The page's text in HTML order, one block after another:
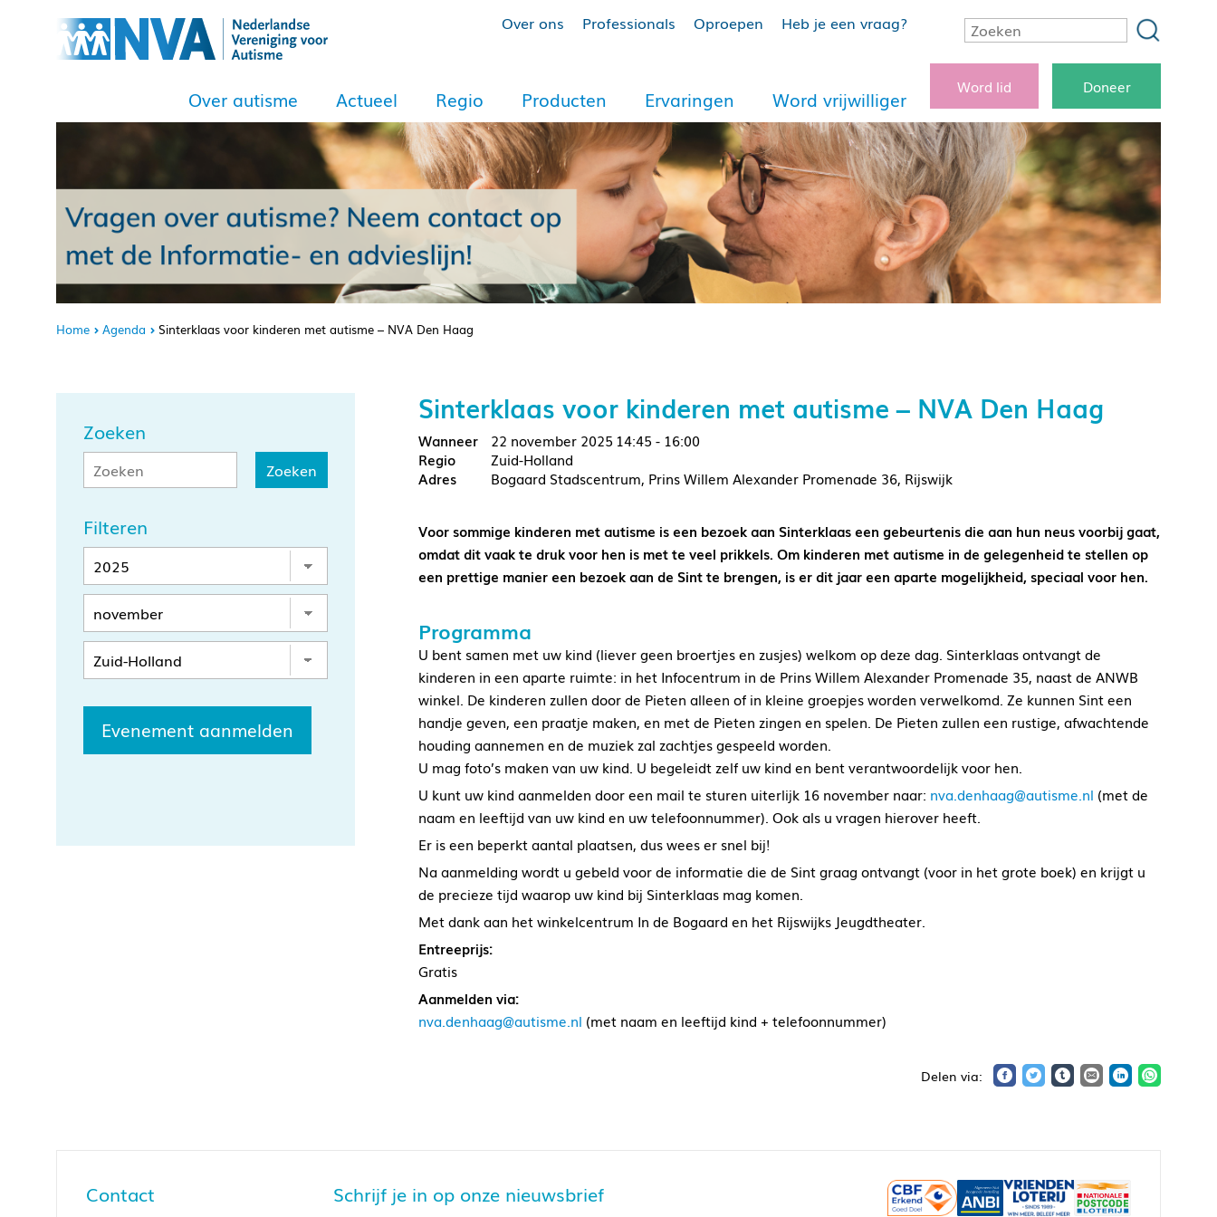
Over ons Professionals Oproepen Heb je een vraag?
Over autisme Actueel Regio Producten Ervaringen Word vrijwilliger
Word lid Doneer
Home Agenda Sinterklaas voor kinderen met autisme – NVA Den Haag
Zoeken
Filteren
Evenement aanmelden
Sinterklaas voor kinderen met autisme – NVA Den Haag
22 november 2025 14:45 - 16:00
Zuid-Holland
Bogaard Stadscentrum, Prins Willem Alexander Promenade 36, Rijswijk
Voor sommige kinderen met autisme is een bezoek aan Sinterklaas een gebeurtenis die aan hun neus voorbij gaat,
omdat dit vaak te druk voor hen is met te veel prikkels. Om kinderen met autisme in de gelegenheid te stellen op
een prettige manier een bezoek aan de Sint te brengen, is er dit jaar een aparte mogelijkheid, speciaal voor hen.
Programma
U bent samen met uw kind (liever geen broertjes en zusjes) welkom op deze dag. Sinterklaas ontvangt de
kinderen in een aparte ruimte: in het Infocentrum in de Prins Willem Alexander Promenade 35, naast de ANWB
winkel. De kinderen zullen door de Pieten alleen of in kleine groepjes worden verwelkomd. Ze kunnen Sint een
handje geven, een praatje maken, en met de Pieten zingen en spelen. De Pieten zullen een rustige, afwachtende
houding aannemen en de muziek zal zachtjes gespeeld worden.
U mag foto’s maken van uw kind. U begeleidt zelf uw kind en bent verantwoordelijk voor hen.
U kunt uw kind aanmelden door een mail te sturen uiterlijk 16 november naar: nva.denhaag@autisme.nl (met de
naam en leeftijd van uw kind en uw telefoonnummer). Ook als u vragen hierover heeft.
Er is een beperkt aantal plaatsen, dus wees er snel bij!
Na aanmelding wordt u gebeld voor de informatie die de Sint graag ontvangt (voor in het grote boek) en krijgt u
de precieze tijd waarop uw kind bij Sinterklaas mag komen.
Met dank aan het winkelcentrum In de Bogaard en het Rijswijks Jeugdtheater.
Entreeprijs:
Gratis
Aanmelden via:
nva.denhaag@autisme.nl (met naam en leeftijd kind + telefoonnummer)
Contact Schrijf je in op onze nieuwsbrief